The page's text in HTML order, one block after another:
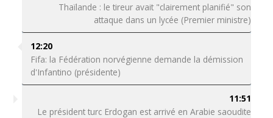
Thaïlande : le tireur avait "clairement planifié" son
attaque dans un lycée (Premier ministre)
12:20
Fifa: la Fédération norvégienne demande la démission
d'Infantino (présidente)
11:51
Le président turc Erdogan est arrivé en Arabie saoudite